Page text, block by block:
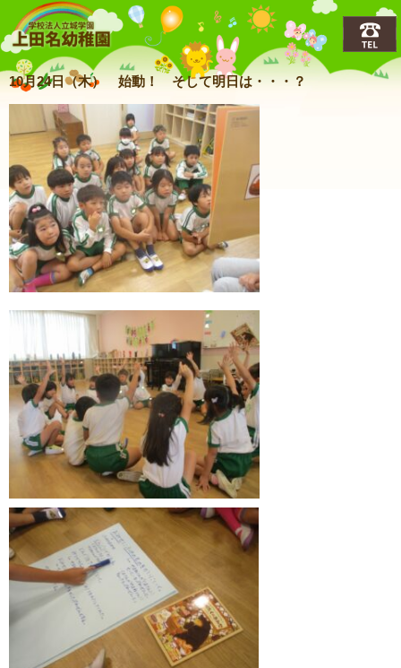
上田名(うえだな)幼稚園
10月24日（木） 始動！ そして明日は・・・？